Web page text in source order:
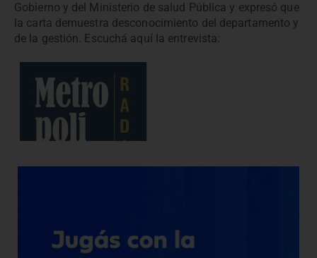
Gobierno y del Ministerio de salud Pública y expresó que
la carta demuestra desconocimiento del departamento y
de la gestión. Escuchá aquí la entrevista: